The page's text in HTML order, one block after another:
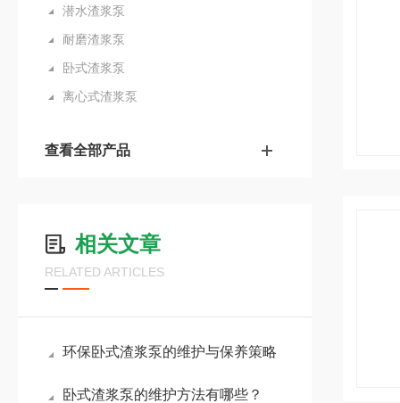
潜水渣浆泵
耐磨渣浆泵
卧式渣浆泵
离心式渣浆泵
查看全部产品
相关文章
RELATED ARTICLES
环保卧式渣浆泵的维护与保养策略
卧式渣浆泵的维护方法有哪些？